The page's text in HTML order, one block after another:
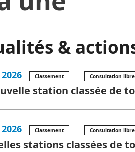
&
Classement Consultation libre
station classée de
Classement Consultation libre
stations classées de